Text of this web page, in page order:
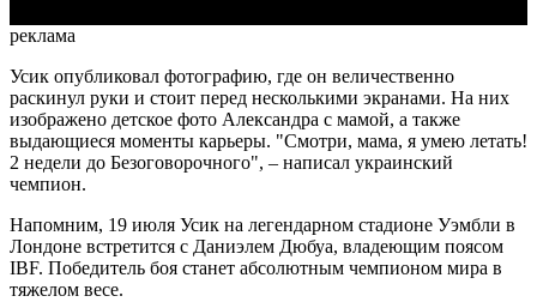
реклама
Усик опубликовал фотографию, где он величественно
раскинул руки и стоит перед несколькими экранами. На них
изображено детское фото Александра с мамой, а также
выдающиеся моменты карьеры. "Смотри, мама, я умею летать!
2 недели до Безоговорочного", – написал украинский
чемпион.
Напомним, 19 июля Усик на легендарном стадионе Уэмбли в
Лондоне встретится с Даниэлем Дюбуа, владеющим поясом
IBF. Победитель боя станет абсолютным чемпионом мира в
тяжелом весе.